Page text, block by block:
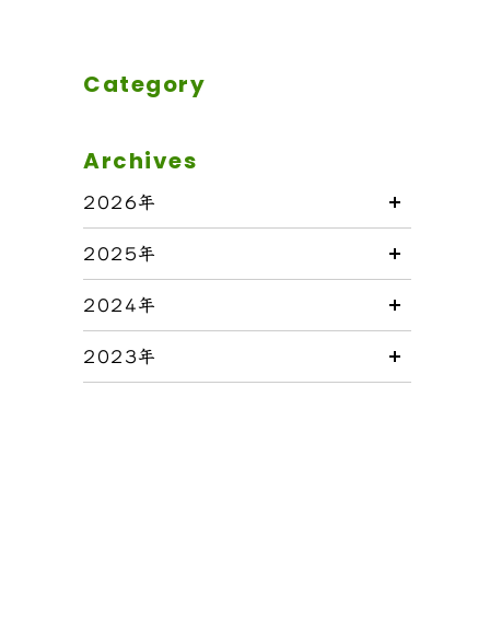
Category
Archives
2026年
2025年
2024年
2023年